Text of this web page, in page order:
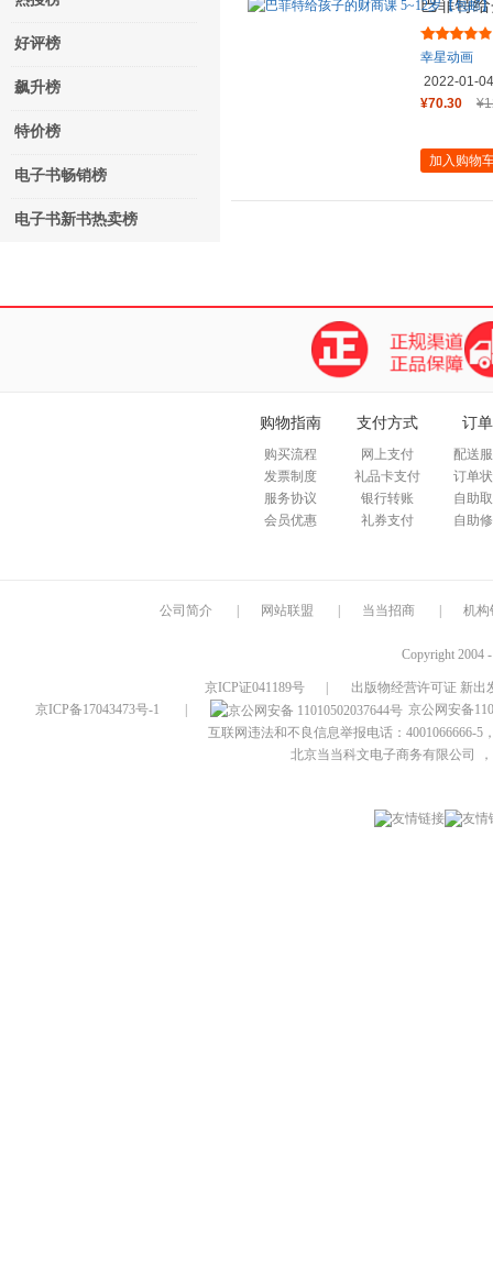
好评榜
飙升榜
特价榜
电子书畅销榜
电子书新书热卖榜
巴菲特
幸星动画
2022-01-04
¥70.30
加入购物
购物指南
购买流程
发票制度
服务协议
会员优惠
支付方式
网上支付
礼品卡支付
银行转账
礼券支付
订
配送
订单
自助
自助
公司简介 网站联盟 当当招商 机构
Copyright 2004
京ICP证041189号
出版物经营许可证 新出
京ICP备17043473号-1
京公网安备
互联网违法和不良信息举报电话：4001066666-5
北京当当科文电子商务有限公司